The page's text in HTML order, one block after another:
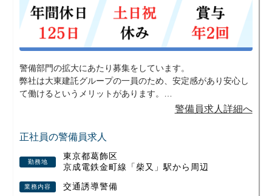
正社員の警備員求人
勤務地
東京都葛飾区
京成電鉄金町線「柴又」駅から周辺
業務内容 交通誘導警備
警備部門の拡大にあたり募集をしています。
弊社は大東建託グループの一員のため、安定感があり安心し
て働けるというメリットがあります。
安定した環境で働きたい人や未経験から資格やスキルを身に
少しでも興味を持って頂けたら、是非ご応募ください。
警備員求人詳細へ